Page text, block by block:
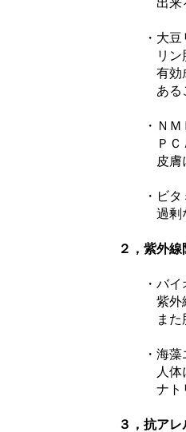
出来るとい
・大豆リン脂
リン脂質成分
有効成分を肌
あることで
・ＮＭＦ成分
ＰＣＡ(ピロ
皮膚に光沢
・ビタミンＢ
過剰な皮脂
２，紫外線
・バイオアン
紫外線によっ
また肌の深部
・海藻エキス
人体に非常に
ナトリウム、
３，抗アレ